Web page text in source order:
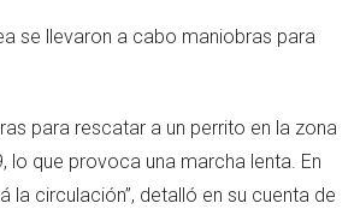
se llevaron a cabo maniobras para
para rescatar a un perrito en la zona
lo que provoca una marcha lenta. En
la circulación”, detalló en su cuenta de